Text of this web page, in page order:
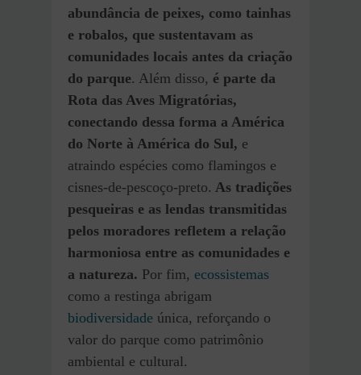
abundância de peixes, como tainhas
e robalos, que sustentavam as
comunidades locais antes da criação
do parque. Além disso, é parte da
Rota das Aves Migratórias,
conectando dessa forma a América
do Norte à América do Sul, e
atraindo espécies como flamingos e
cisnes-de-pescoço-preto. As tradições
pesqueiras e as lendas transmitidas
pelos moradores refletem a relação
harmoniosa entre as comunidades e
a natureza. Por fim, ecossistemas
como a restinga abrigam
biodiversidade única, reforçando o
valor do parque como patrimônio
ambiental e cultural.